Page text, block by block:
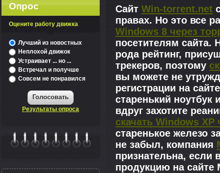
Сайт Win-torrent.net
правах. Но это все
Windows 8 через
посетителям сайта.
рода рейтинг,
трекеров, поэтому
вы можете не
регистрации на
старенький
вдруг захотите
скачать Windows XP
старенькое железо
не забыл, компания
признательна, если
продукцию на сайте
Опрос
Оцените работу движка
Лучший из новостных
Неплохой движок
Устраивает ... но ...
Встречал и получше
Совсем не понравился
Голосовать
Результаты опроса